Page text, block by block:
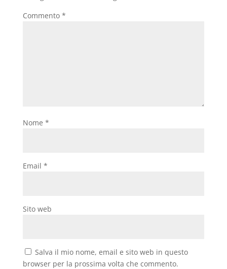
Commento *
Nome *
Email *
Sito web
Salva il mio nome, email e sito web in questo
browser per la prossima volta che commento.